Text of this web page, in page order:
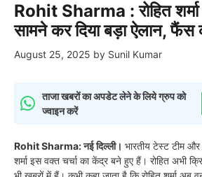
Rohit Sharma : रोहित शर्मा
सामने कर दिया बड़ा ऐलान,
August 25, 2025 by Sunil Kumar
ताजा खबरों का अपडेट लेने के लिये ग्रुप को
ज्वाइन करें
Rohit Sharma: नई दिल्ली। भारतीय टेस्ट टीम और
शर्मा इस वक्त चर्चा का केंद्र बने हुए हैं। रोहित अभी